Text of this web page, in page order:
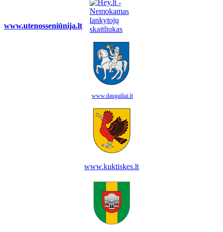
www.utenosseniūnija.lt
www.daugailiai.lt
www.kuktiskes.lt